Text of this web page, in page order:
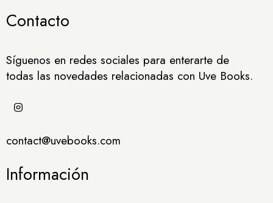
Contacto
Síguenos en redes sociales para enterarte de
todas las novedades relacionadas con Uve Books.
contact@uvebooks.com
Información